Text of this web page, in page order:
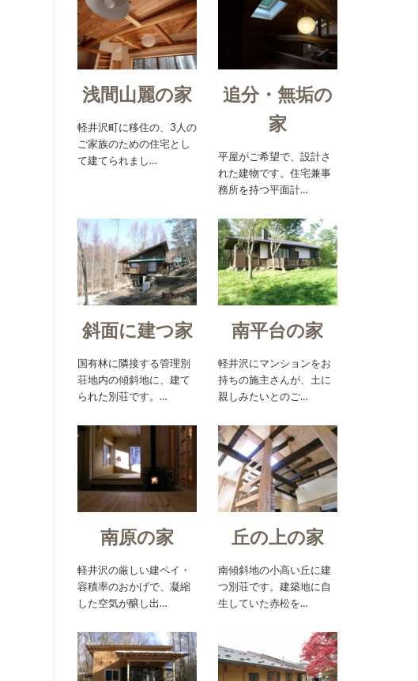
浅間山麗の家
軽井沢町に移住の、3人の
ご家族のための住宅とし
て建てられまし…
追分・無垢の
家
平屋がご希望で、設計さ
れた建物です。住宅兼事
務所を持つ平面計…
斜面に建つ家
国有林に隣接する管理別
荘地内の傾斜地に、建て
られた別荘です。…
南平台の家
軽井沢にマンションをお
持ちの施主さんが、土に
親しみたいとのご…
南原の家
軽井沢の厳しい建ペイ・
容積率のおかげで、凝縮
した空気が醸し出…
丘の上の家
南傾斜地の小高い丘に建
つ別荘です。建築地に自
生していた赤松を…